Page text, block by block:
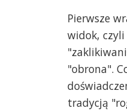
Pierwsze
widok,
"obrona".
tradycją